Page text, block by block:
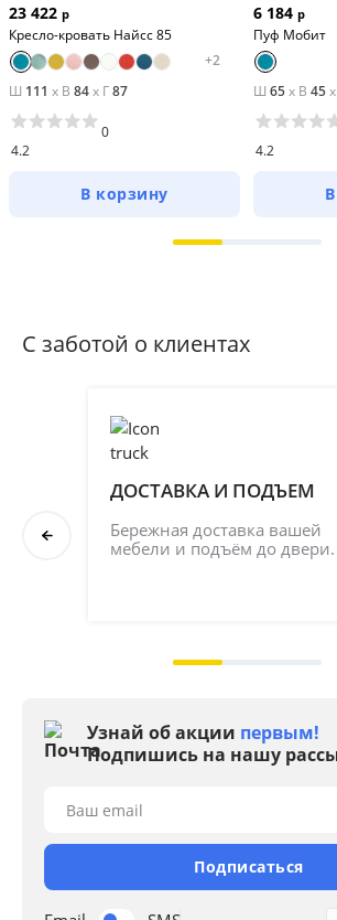
23 422 р
Кресло-кровать Найсс 85
+2
Ш 111 x В 84x Г87
4.2
0
В корзину
6 184 р
Пуф Мобит
Ш 65x В 45x
4.2
С заботой о клиентах
ДОСТАВКА И ПОДЪЕМ
Бережная доставка вашей
мебели и подъём до двери.
Узнай об акции первым!
Подпишись на нашу
Ваш email
Подписаться